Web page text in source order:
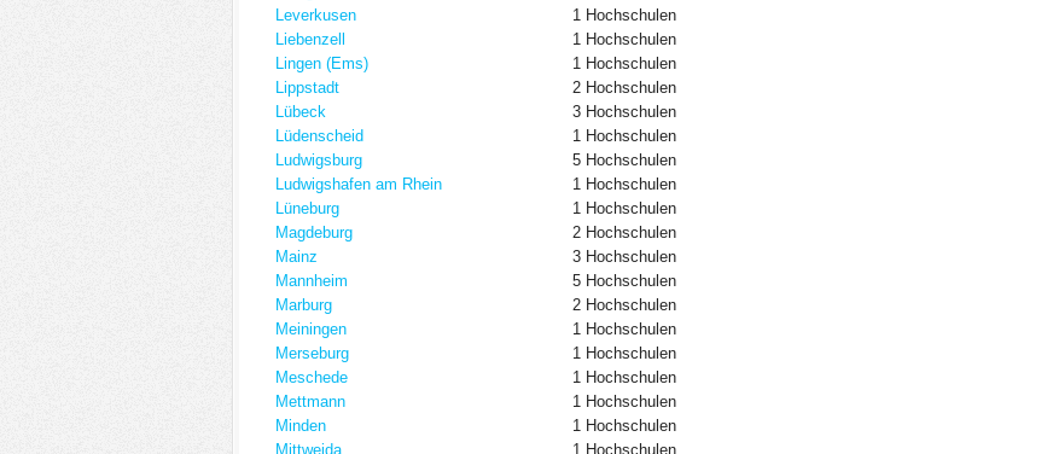
Leverkusen
1 Hochschulen
Liebenzell
1 Hochschulen
Lingen (Ems)
1 Hochschulen
Lippstadt
2 Hochschulen
Lübeck
3 Hochschulen
Lüdenscheid
1 Hochschulen
Ludwigsburg
5 Hochschulen
Ludwigshafen am Rhein
1 Hochschulen
Lüneburg
1 Hochschulen
Magdeburg
2 Hochschulen
Mainz
3 Hochschulen
Mannheim
5 Hochschulen
Marburg
2 Hochschulen
Meiningen
1 Hochschulen
Merseburg
1 Hochschulen
Meschede
1 Hochschulen
Mettmann
1 Hochschulen
Minden
1 Hochschulen
Mittweida
1 Hochschulen